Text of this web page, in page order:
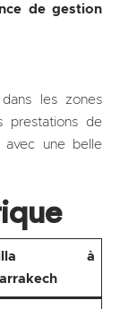
de gestion
les zones
prestations de
avec une belle
à